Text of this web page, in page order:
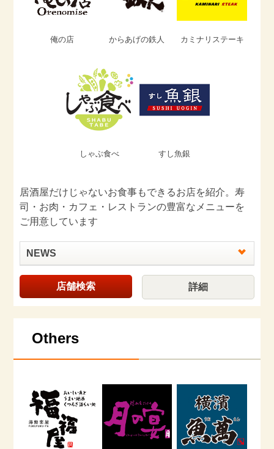
俺の店 からあげの鉄人 カミナリステーキ
しゃぶ食べ すし魚銀
居酒屋だけじゃないお食事もできるお店を紹介。寿
司・お肉・カフェ・レストランの豊富なメニューを
ご用意しています
NEWS
店舗検索 詳細
Others